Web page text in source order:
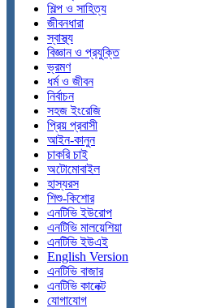
শিল্প ও সাহিত্য
জীবনধারা
স্বাস্থ্য
বিজ্ঞান ও প্রযুক্তি
ভ্রমণ
ধর্ম ও জীবন
নির্বাচন
সহজ ইংরেজি
প্রিয় প্রবাসী
আইন-কানুন
চাকরি চাই
অটোমোবাইল
হাস্যরস
শিশু-কিশোর
এনটিভি ইউরোপ
এনটিভি মালয়েশিয়া
এনটিভি ইউএই
English Version
এনটিভি বাজার
এনটিভি কানেক্ট
যোগাযোগ